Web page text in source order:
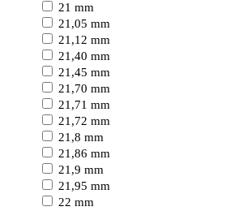
21 mm
21,05 mm
21,12 mm
21,40 mm
21,45 mm
21,70 mm
21,71 mm
21,72 mm
21,8 mm
21,86 mm
21,9 mm
21,95 mm
22 mm